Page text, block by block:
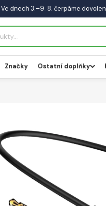
Ve dnech 3.–9. 8. čerpáme
Značky Ostatní doplňky